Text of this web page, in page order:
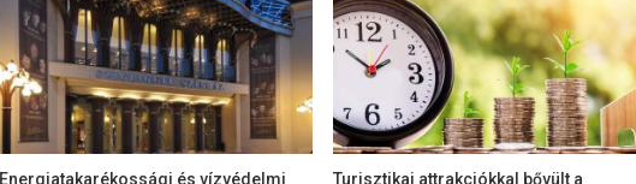
Energiatakarékossági és vízvédelmi Turisztikai attrakciókkal bővült a